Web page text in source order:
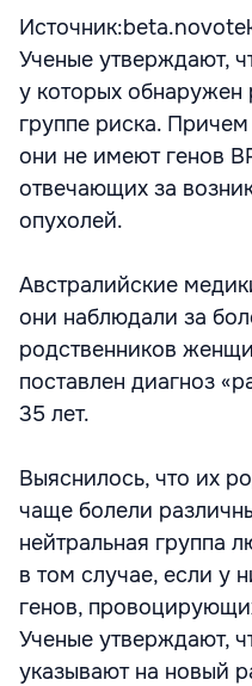
Ученые утверждают,
у которых обнаружен
группе риска.
они не имеют генов
отвечающих за
опухолей.
Австралийские
они наблюдали за
родственников
поставлен диагноз
35 лет.
Выяснилось, что их
чаще болели
нейтральная группа
в том случае, если у
генов,
Ученые утверждают,
указывают на новый